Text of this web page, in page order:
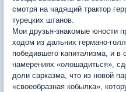
смотря на чадящий трактор
турецких штанов.
Мои друзья-знакомые юности
ходом из дальних германо-
победившего капитализма, и в
намерениях «олошадиться»,
доли сарказма, что из новой
«своеобразная кобылка»,